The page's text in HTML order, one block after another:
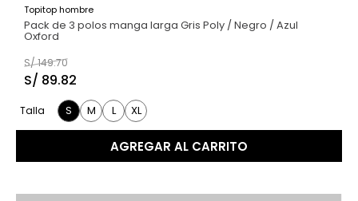
Topitop hombre
Pack de 3 polos manga larga Gris Poly / Negro / Azul
Oxford
S/149.70
S/ 89.82
Talla S M L XL
AGREGAR AL CARRITO